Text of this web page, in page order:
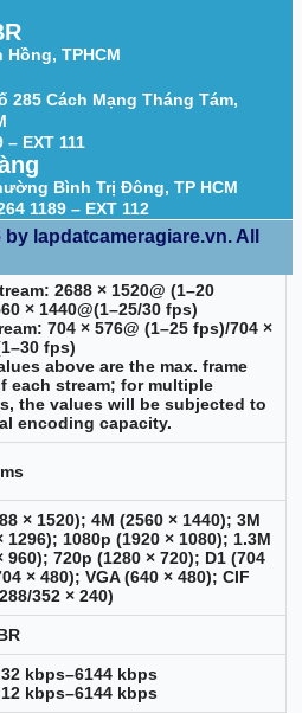
of vehicle and human)
with Smart NVR to
refine intelligent search, event
and merging to event videos
H.265; H.264; H.264B; MJPEG
by the sub stream)
Smart H.264+
2688 × 1520@ (1–20
× 1440@(1–25/30 fps)
704 × 576@ (1–25 fps)/704 ×
fps)
above are the max. frame
each stream; for multiple
the values will be subjected to
encoding capacity.
× 1520); 4M (2560 × 1440); 3M
1296); 1080p (1920 × 1080); 1.3M
960); 720p (1280 × 720); D1 (704
× 480); VGA (640 × 480); CIF
352 × 240)
kbps–6144 kbps
kbps–6144 kbps
TPHCM
285 Cách Mạng Tháng Tám,
EXT 111
Bình Trị Đông, TP HCM
1189 – EXT 112
lapdatcameragiare.vn. All